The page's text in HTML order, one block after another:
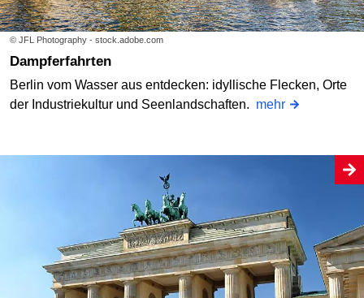
© JFL Photography - stock.adobe.com
Dampferfahrten
Berlin vom Wasser aus entdecken: idyllische Flecken, Orte
der Industriekultur und Seenlandschaften. mehr